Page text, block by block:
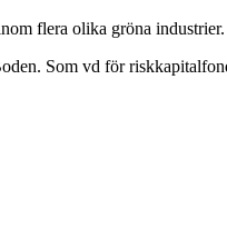
flera olika gröna industrier.
Som vd för